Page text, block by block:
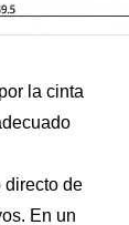
la cinta
de
En un